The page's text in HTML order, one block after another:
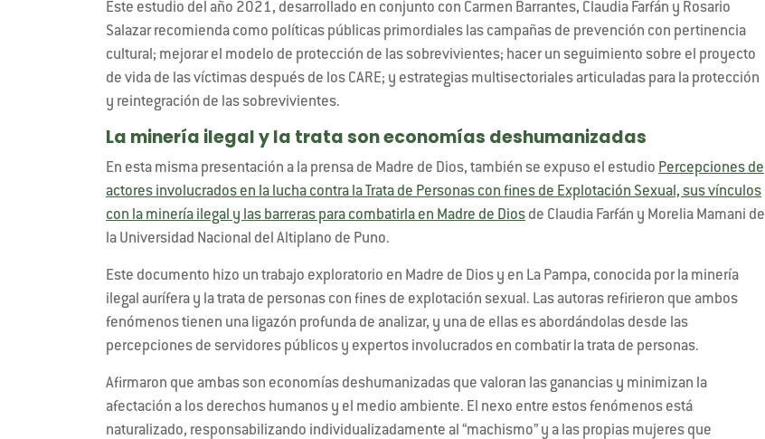
Este estudio del año 2021, desarrollado en conjunto con Carmen Barrantes, Claudia Farfán y Rosario
Salazar recomienda como políticas públicas primordiales las campañas de prevención con pertinencia
cultural; mejorar el modelo de protección de las sobrevivientes; hacer un seguimiento sobre el proyecto
de vida de las víctimas después de los CARE; y estrategias multisectoriales articuladas para la protección
y reintegración de las sobrevivientes.
La minería ilegal y la trata son economías deshumanizadas
En esta misma presentación a la prensa de Madre de Dios, también se expuso el estudio Percepciones de
actores involucrados en la lucha contra la Trata de Personas con fines de Explotación Sexual, sus vínculos
con la minería ilegal y las barreras para combatirla en Madre de Dios de Claudia Farfán y Morelia Mamani de
la Universidad Nacional del Altiplano de Puno.
Este documento hizo un trabajo exploratorio en Madre de Dios y en La Pampa, conocida por la minería
ilegal aurífera y la trata de personas con fines de explotación sexual. Las autoras refirieron que ambos
fenómenos tienen una ligazón profunda de analizar, y una de ellas es abordándolas desde las
percepciones de servidores públicos y expertos involucrados en combatir la trata de personas.
Afirmaron que ambas son economías deshumanizadas que valoran las ganancias y minimizan la
afectación a los derechos humanos y el medio ambiente. El nexo entre estos fenómenos está
naturalizado, responsabilizando individualizadamente al “machismo” y a las propias mujeres que